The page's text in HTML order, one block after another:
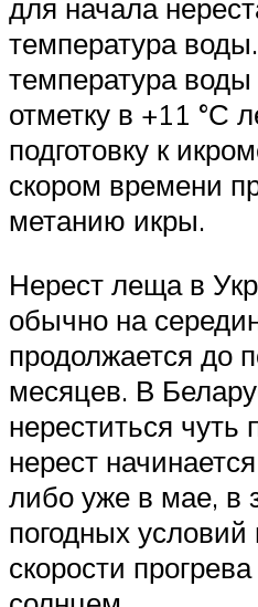
для начала
температура
температура
отметку в +11 °С
подготовку к
скором времени
метанию икры.
Нерест леща в
обычно на
продолжается до
месяцев. В
нереститься чуть
нерест
либо уже в мае, в
погодных условий
скорости